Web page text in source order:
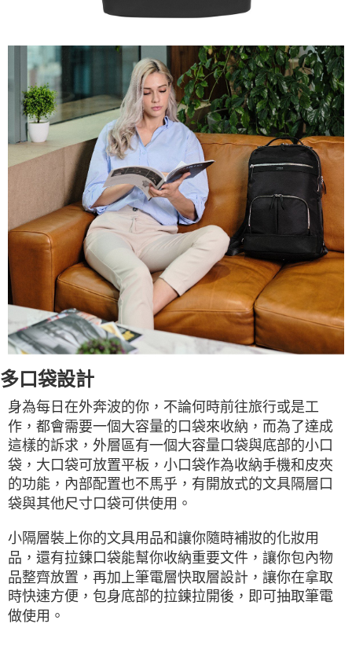
多口袋設計
身為每日在外奔波的你，不論何時前往旅行或是工
作，都會需要一個大容量的口袋來收納，而為了達成
這樣的訴求，外層區有一個大容量口袋與底部的小口
袋，大口袋可放置平板，小口袋作為收納手機和皮夾
的功能，內部配置也不馬乎，有開放式的文具隔層口
袋與其他尺寸口袋可供使用。
小隔層裝上你的文具用品和讓你隨時補妝的化妝用
品，還有拉鍊口袋能幫你收納重要文件，讓你包內物
品整齊放置，再加上筆電層快取層設計，讓你在拿取
時快速方便，包身底部的拉鍊拉開後，即可抽取筆電
做使用。